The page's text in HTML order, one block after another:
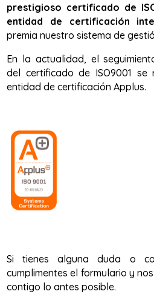
prestigioso certificado de
entidad de certificación
premia nuestro sistema de
En la actualidad, el
del certificado de ISO9001
entidad de certificación Applus.
Si tienes alguna duda o
cumplimentes el formulario y
contigo lo antes posible.